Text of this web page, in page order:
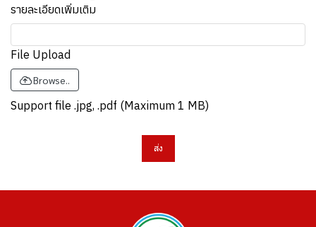
รายละเอียดเพิ่มเติม
File Upload
Browse..
Support file .jpg, .pdf (Maximum 1 MB)
ส่ง